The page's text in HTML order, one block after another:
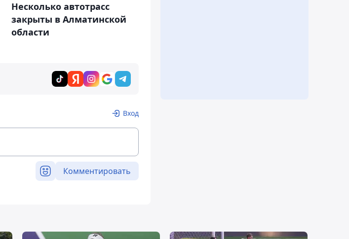
Несколько автотрасс
закрыты в Алматинской
области
Вход
Комментировать